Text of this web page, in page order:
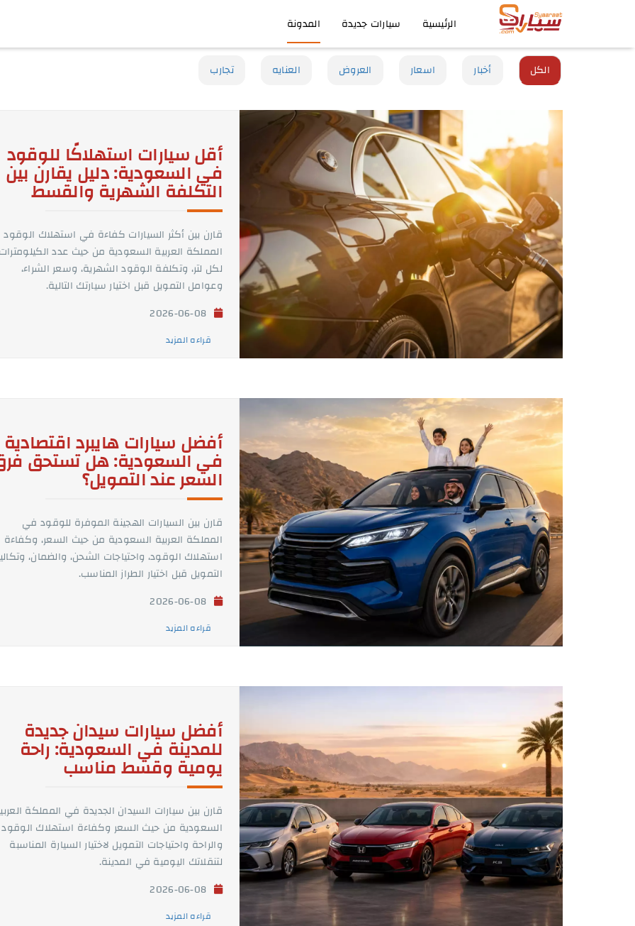
الرئيسية سيارات جديدة المدونة
الكل أخبار اسعار العروض العنايه تجارب
أقل سيارات استهلاكًا للوقود
في السعودية: دليل يقارن بين
التكلفة الشهرية والقسط
قارن بين أكثر السيارات كفاءة في استهلاك
المملكة العربية السعودية من حيث عدد
لكل لتر، وتكلفة الوقود الشهرية، وسعر الشراء،
وعوامل التمويل قبل اختيار سيارتك التالية.
قراءه المزيد
أفضل سيارات هايبرد اقتصادية
في السعودية: هل تستحق
السعر عند التمويل؟
قارن بين السيارات الهجينة الموفرة للوقود في
المملكة العربية السعودية من حيث السعر، وكفاءة
استهلاك الوقود، واحتياجات الشحن، والضمان،
التمويل قبل اختيار الطراز المناسب.
قراءه المزيد
أفضل سيارات سيدان جديدة
للمدينة في السعودية: راحة
يومية وقسط مناسب
قارن بين سيارات السيدان الجديدة في المملكة
السعودية من حيث السعر وكفاءة استهلاك الوقود
والراحة واحتياجات التمويل لاختيار السيارة المناسبة
لتنقلاتك اليومية في المدينة.
قراءه المزيد